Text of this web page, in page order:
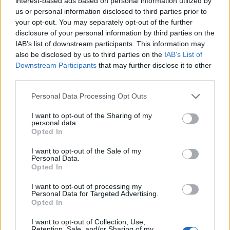
us or personal information disclosed to third parties prior to
your opt-out. You may separately opt-out of the further
disclosure of your personal information by third parties on the
IAB’s list of downstream participants. This information may
also be disclosed by us to third parties on the IAB’s List of
Downstream Participants that may further disclose it to other
Personal Data Processing Opt Outs
I want to opt-out of the Sharing of my
personal data.
Opted In
I want to opt-out of the Sale of my
Personal Data.
Opted In
I want to opt-out of processing my
Personal Data for Targeted Advertising.
Opted In
I want to opt-out of Collection, Use,
Deseu el meu nom, el correu electrònic i el lloc web en
aquest navegador per a la propera vegada que comenti.
Captcha8 + 2 = ?
CAPTCHA
maig 9, 2026
Campredó acull la quarta prova dels